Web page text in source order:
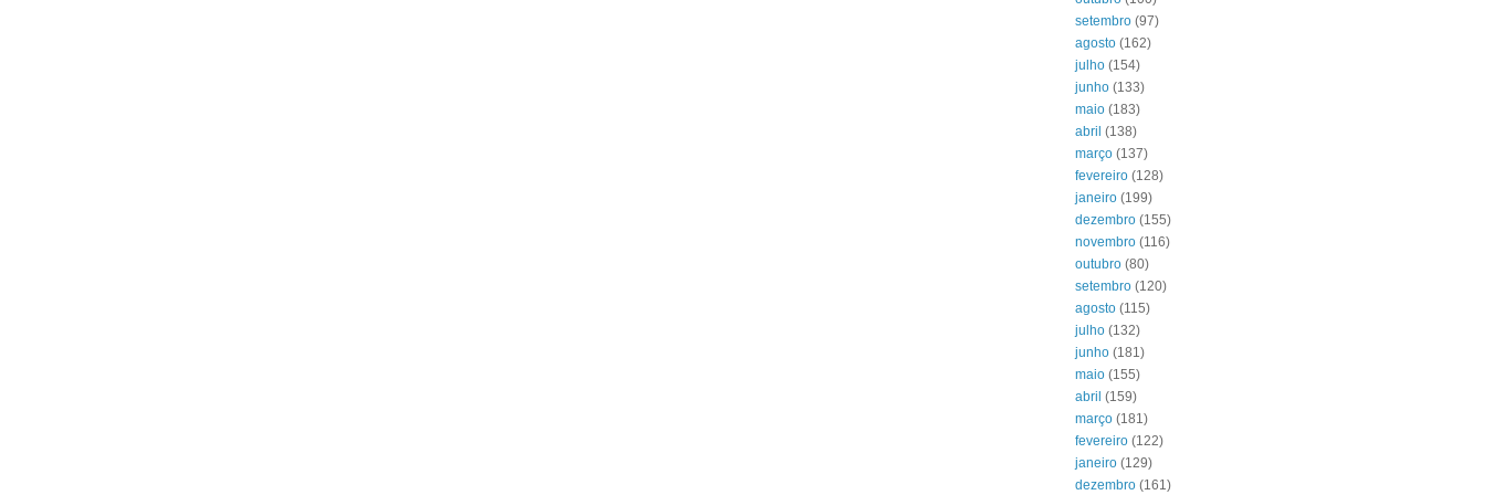
setembro (97)
agosto (162)
julho (154)
junho (133)
maio (183)
abril (138)
março (137)
fevereiro (128)
janeiro (199)
dezembro (155)
novembro (116)
outubro (80)
setembro (120)
agosto (115)
julho (132)
junho (181)
maio (155)
abril (159)
março (181)
fevereiro (122)
janeiro (129)
dezembro (161)